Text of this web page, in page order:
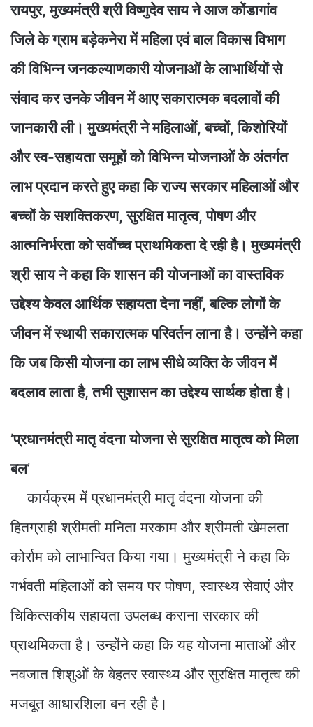
रायपुर, मुख्यमंत्री श्री विष्णुदेव साय ने आज कोंडागांव
जिले के ग्राम बड़ेकनेरा में महिला एवं बाल विकास विभाग
की विभिन्न जनकल्याणकारी योजनाओं के लाभार्थियों से
संवाद कर उनके जीवन में आए सकारात्मक बदलावों की
जानकारी ली। मुख्यमंत्री ने महिलाओं, बच्चों, किशोरियों
और स्व-सहायता समूहों को विभिन्न योजनाओं के अंतर्गत
लाभ प्रदान करते हुए कहा कि राज्य सरकार महिलाओं और
बच्चों के सशक्तिकरण, सुरक्षित मातृत्व, पोषण और
आत्मनिर्भरता को सर्वाेच्च प्राथमिकता दे रही है। मुख्यमंत्री
श्री साय ने कहा कि शासन की योजनाओं का वास्तविक
उद्देश्य केवल आर्थिक सहायता देना नहीं, बल्कि लोगों के
जीवन में स्थायी सकारात्मक परिवर्तन लाना है। उन्होंने कहा
कि जब किसी योजना का लाभ सीधे व्यक्ति के जीवन में
बदलाव लाता है, तभी सुशासन का उद्देश्य सार्थक होता है।
’प्रधानमंत्री मातृ वंदना योजना से सुरक्षित मातृत्व को मिला
बल’
कार्यक्रम में प्रधानमंत्री मातृ वंदना योजना की
हितग्राही श्रीमती मनिता मरकाम और श्रीमती खेमलता
कोर्राम को लाभान्वित किया गया। मुख्यमंत्री ने कहा कि
गर्भवती महिलाओं को समय पर पोषण, स्वास्थ्य सेवाएं और
चिकित्सकीय सहायता उपलब्ध कराना सरकार की
प्राथमिकता है। उन्होंने कहा कि यह योजना माताओं और
नवजात शिशुओं के बेहतर स्वास्थ्य और सुरक्षित मातृत्व की
मजबूत आधारशिला बन रही है।